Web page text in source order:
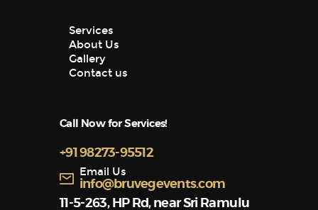
Services
About Us
Gallery
Contact us
Call Now for Services!
+91 98273-95512
Email Us
info@bruvegevents.com
11-5-263, HP Rd, near Sri Ramulu